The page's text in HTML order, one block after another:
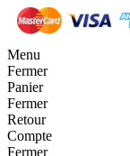
Menu
Fermer
Panier
Fermer
Retour
Compte
Fermer